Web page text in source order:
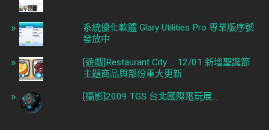
系統優化軟體 Glary Utilities Pro 專業版序號
發放中
[遊戲]Restaurant City ... 12/01 新增聖誕節
主題商品與部份重大更新
[攝影]2009 TGS 台北國際電玩展...